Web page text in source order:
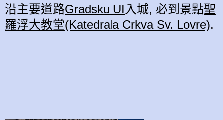
沿主要道路Gradsku UI 入城, 必到景點聖
羅浮大教堂(Katedrala Crkva Sv. Lovre).